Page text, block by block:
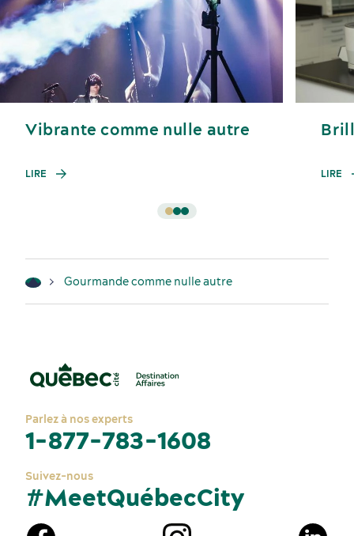
Vibrante comme nulle autre
LIRE LIRE
Gourmande comme nulle autre
Parlez à nos experts
1-877-783-1608
Suivez-nous
#MeetQuébecCity